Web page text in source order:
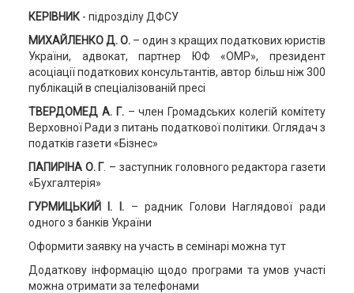
КЕРІВНИК - підрозділу ДФСУ
МИХАЙЛЕНКО Д. О.– один з кращих податкових юристів
України, адвокат, партнер ЮФ «OMP», президент
асоціації податкових консультантів, автор більш ніж 300
публікацій в спеціалізованій пресі
ТВЕРДОМЕД А. Г.– член Громадських колегій комітету
Верховної Ради з питань податкової політики. Оглядач з
податків газети «Бізнес»
ПАПИРІНА О. Г. – заступник головного редактора газети
«Бухгалтерія»
ГУРМИЦЬКИЙ І. І. – радник Голови Наглядової ради
одного з банків України
Оформити заявку на участь в семінарі можна тут
Додаткову інформацію щодо програми та умов участі
можна отримати за телефонами